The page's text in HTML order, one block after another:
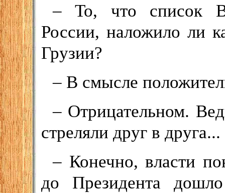
– То, что список
России, наложило ли
Грузии?
– В смысле
– Отрицательном.
стреляли друг в друга...
– Конечно, власти
до Президента